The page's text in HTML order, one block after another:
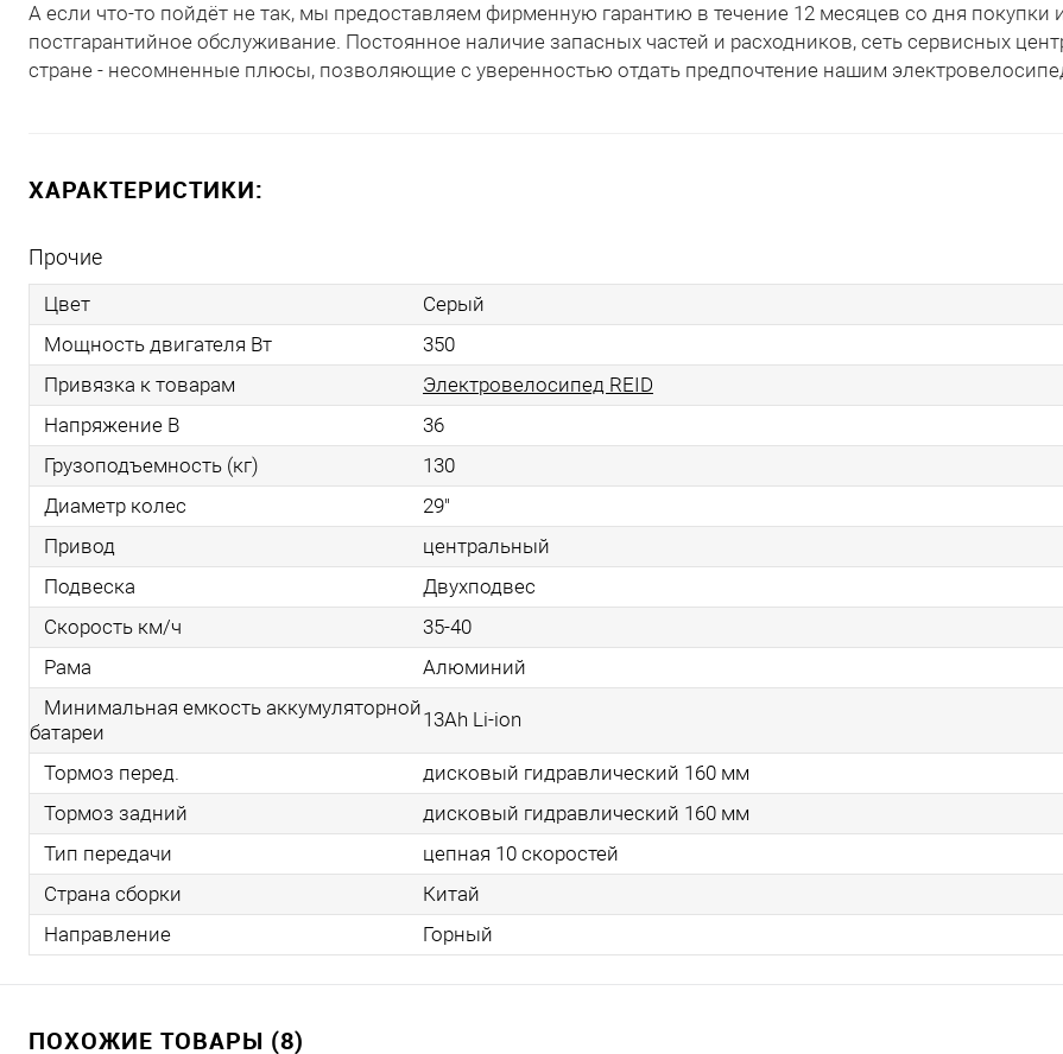
А если что-то пойдёт не так, мы предоставляем фирменную гарантию в течение 12 месяцев со дня покупки
постгарантийное обслуживание. Постоянное наличие запасных частей и расходников, сеть сервисных
стране - несомненные плюсы, позволяющие с уверенностью отдать предпочтение нашим
ХАРАКТЕРИСТИКИ:
Прочие
Цвет
Серый
Мощность двигателя Вт
350
Привязка к товарам
Электровелосипед REID
Напряжение В
36
Грузоподъемность (кг)
130
Диаметр колес
29"
Привод
центральный
Подвеска
Двухподвес
Скорость км/ч
35-40
Рама
Алюминий
Минимальная емкость аккумуляторной
батареи
13Ah Li-ion
Тормоз перед.
дисковый гидравлический 160 мм
Тормоз задний
дисковый гидравлический 160 мм
Тип передачи
цепная 10 скоростей
Страна сборки
Китай
Направление
Горный
ПОХОЖИЕ ТОВАРЫ (8)